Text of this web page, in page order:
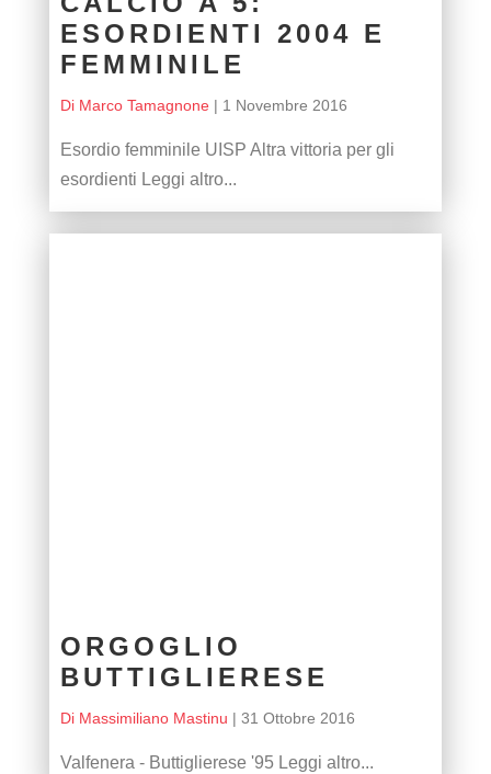
ESORDIENTI 2004 E
FEMMINILE
Di Marco Tamagnone| 1 Novembre 2016
Esordio femminile UISP Altra vittoria per gli
esordienti Leggi altro...
ORGOGLIO
BUTTIGLIERESE
Di Massimiliano Mastinu | 31 Ottobre 2016
Valfenera - Buttiglierese '95 Leggi altro...